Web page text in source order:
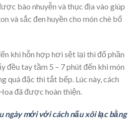
bào nhuyễn và thục địa vào giúp
và sắc đen huyền cho món chè bổ
khi hỗn hợp hơi sệt lại thì đổ phần
đều tay tầm 5 – 7 phút đến khi món
quá đặc thì tắt bếp. Lúc này, cách
đã được hoàn thiện.
ngày mới với cách nấu xôi lạc bằng